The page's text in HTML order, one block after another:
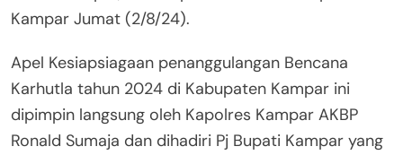
Kampar Jumat (2/8/24).
Apel Kesiapsiagaan penanggulangan Bencana
Karhutla tahun 2024 di Kabupaten Kampar ini
dipimpin langsung oleh Kapolres Kampar AKBP
Ronald Sumaja dan dihadiri Pj Bupati Kampar yang